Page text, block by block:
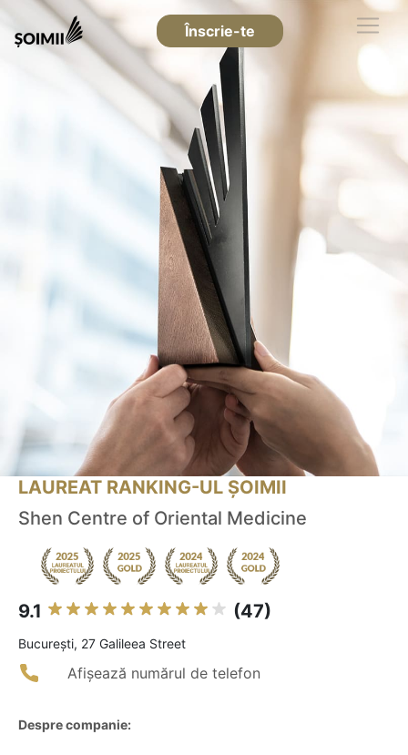
Înscrie-te
LAUREAT RANKING-UL ȘOIMII
Shen Centre of Oriental Medicine
9.1 (47)
Bucureşti, 27 Galileea Street
Afișează numărul de telefon
Despre companie: